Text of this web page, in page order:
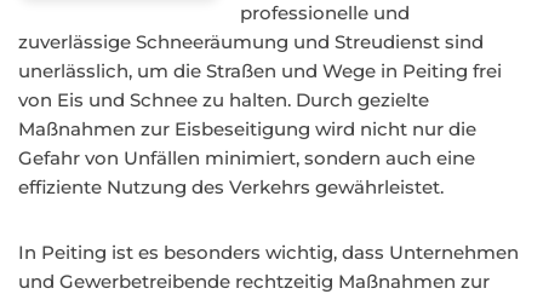
professionelle und
zuverlässige Schneeräumung und Streudienst sind
unerlässlich, um die Straßen und Wege in Peiting frei
von Eis und Schnee zu halten. Durch gezielte
Maßnahmen zur Eisbeseitigung wird nicht nur die
Gefahr von Unfällen minimiert, sondern auch eine
effiziente Nutzung des Verkehrs gewährleistet.
In Peiting ist es besonders wichtig, dass Unternehmen
und Gewerbetreibende rechtzeitig Maßnahmen zur